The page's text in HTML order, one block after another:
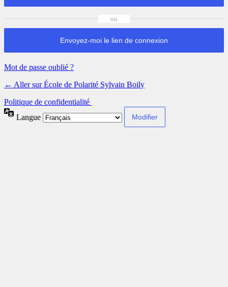
Envoyez-moi le lien de connexion
Mot de passe oublié ?
← Aller sur École de Polarité Sylvain Boily
Politique de confidentialité
Langue